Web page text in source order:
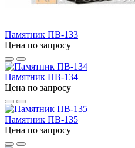
Памятник ПВ-133
Цена по запросу
Памятник ПВ-134
Цена по запросу
Памятник ПВ-135
Цена по запросу